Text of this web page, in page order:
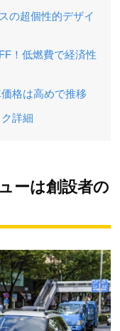
の超個性的デザイ
！低燃費で経済性
格は高めで推移
詳細
ーは創設者の